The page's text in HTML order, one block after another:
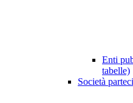
Enti
tabelle)
Società